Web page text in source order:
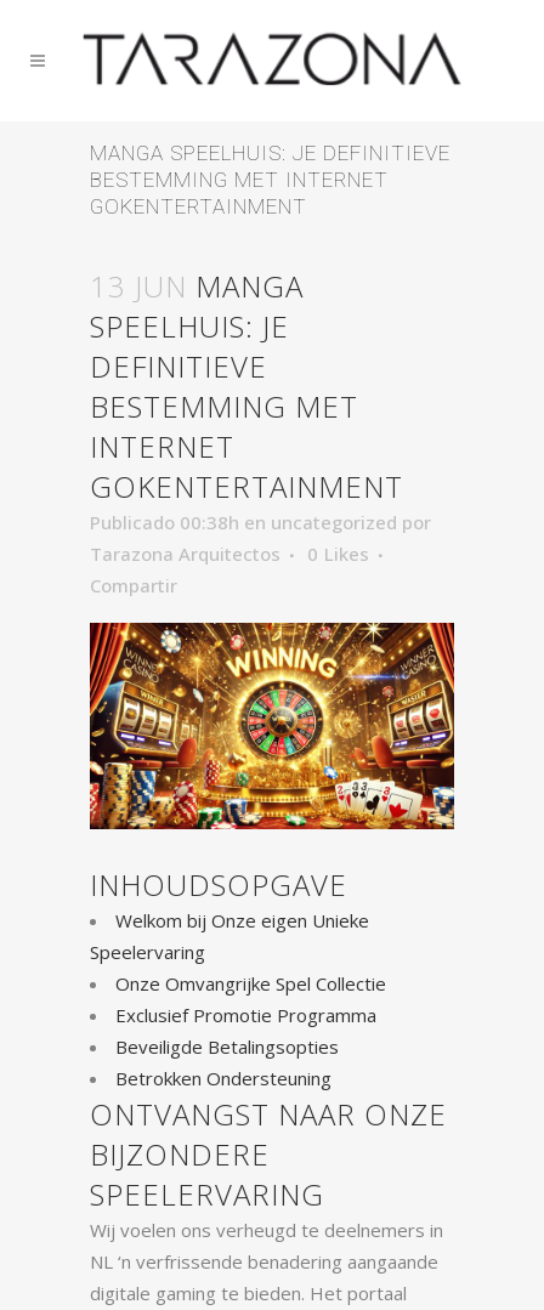
MANGA SPEELHUIS: JE DEFINITIEVE
BESTEMMING MET INTERNET
GOKENTERTAINMENT
13 JUN MANGA
SPEELHUIS: JE
DEFINITIEVE
BESTEMMING MET
INTERNET
GOKENTERTAINMENT
Publicado 00:38h en uncategorized por
Tarazona Arquitectos
0 Likes
Compartir
INHOUDSOPGAVE
Welkom bij Onze eigen Unieke
Speelervaring
Onze Omvangrijke Spel Collectie
Exclusief Promotie Programma
Beveiligde Betalingsopties
Betrokken Ondersteuning
ONTVANGST NAAR ONZE
BIJZONDERE
SPEELERVARING
Wij voelen ons verheugd te deelnemers in
NL ‘n verfrissende benadering aangaande
digitale gaming te bieden. Het portaal